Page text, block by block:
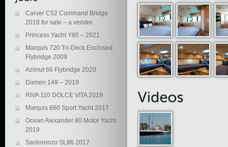
Carver C52 Command Bridge
2018 for sale – a vendre
Princess Yacht Y85 – 2021
Marquis 720 Tri-Deck Enclosed
Flybridge 2009
Azimut 66 Flybridge 2020
Damen 149 – 2019
RIVA 110 DOLCE VITA 2019
Marquis 660 Sport Yacht 2017
Ocean Alexander 80 Motor Yacht
2019
Sanlorenzo SL86 2017